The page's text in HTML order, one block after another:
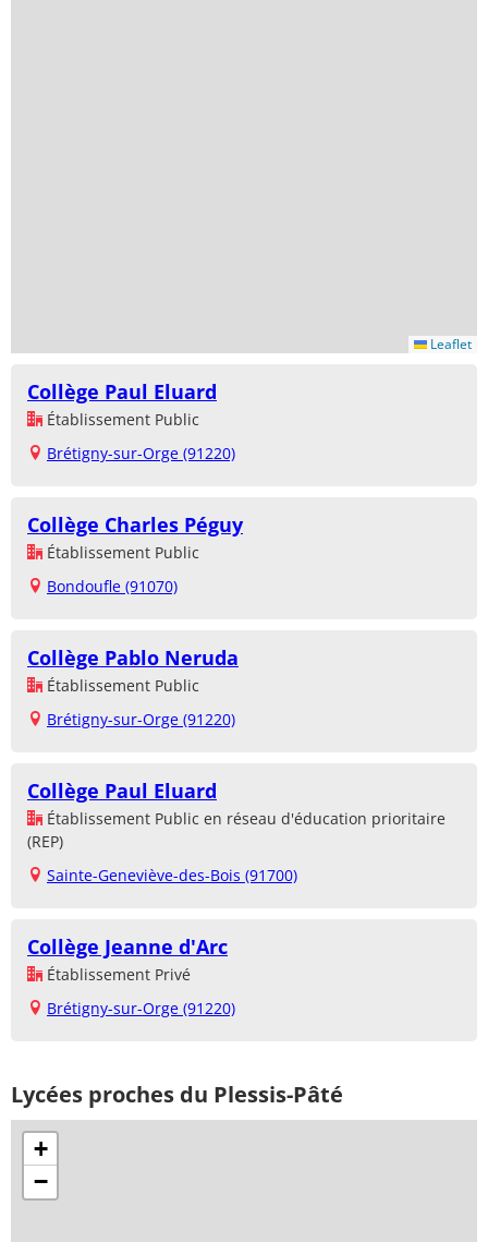
Leaflet
Collège Paul Eluard
Établissement Public
Brétigny-sur-Orge (91220)
Collège Charles Péguy
Établissement Public
Bondoufle (91070)
Collège Pablo Neruda
Établissement Public
Brétigny-sur-Orge (91220)
Collège Paul Eluard
Établissement Public en réseau d'éducation prioritaire
(REP)
Sainte-Geneviève-des-Bois (91700)
Collège Jeanne d'Arc
Établissement Privé
Brétigny-sur-Orge (91220)
Lycées proches du Plessis-Pâté
+
−